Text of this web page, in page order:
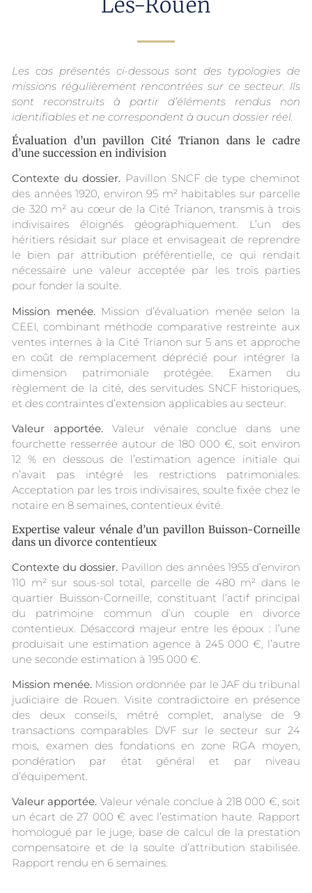
Les cas présentés ci-dessous sont des typologies de
missions régulièrement rencontrées sur ce secteur. Ils
sont reconstruits à partir d’éléments rendus non
identifiables et ne correspondent à aucun dossier réel.
Évaluation d’un pavillon Cité Trianon dans le cadre
d’une succession en indivision
Contexte du dossier. Pavillon SNCF de type cheminot
des années 1920, environ 95 m² habitables sur parcelle
de 320 m² au cœur de la Cité Trianon, transmis à trois
indivisaires éloignés géographiquement. L’un des
héritiers résidait sur place et envisageait de reprendre
le bien par attribution préférentielle, ce qui rendait
nécessaire une valeur acceptée par les trois parties
pour fonder la soulte.
Mission menée.Mission d’évaluation menée selon la
CEEI, combinant méthode comparative restreinte aux
ventes internes à la Cité Trianon sur 5 ans et approche
en coût de remplacement déprécié pour intégrer la
dimension patrimoniale protégée. Examen du
règlement de la cité, des servitudes SNCF historiques,
et des contraintes d’extension applicables au secteur.
Valeur apportée.Valeur vénale conclue dans une
fourchette resserrée autour de 180 000 €, soit environ
12 % en dessous de l’estimation agence initiale qui
n’avait pas intégré les restrictions patrimoniales.
Acceptation par les trois indivisaires, soulte fixée chez le
notaire en 8 semaines, contentieux évité.
Expertise valeur vénale d’un pavillon Buisson-Corneille
dans un divorce contentieux
Contexte du dossier. Pavillon des années 1955 d’environ
110 m² sur sous-sol total, parcelle de 480 m² dans le
quartier Buisson-Corneille, constituant l’actif principal
du patrimoine commun d’un couple en divorce
contentieux. Désaccord majeur entre les époux : l’une
produisait une estimation agence à 245 000 €, l’autre
une seconde estimation à 195 000 €.
Mission menée. Mission ordonnée par le JAF du tribunal
judiciaire de Rouen. Visite contradictoire en présence
des deux conseils, métré complet, analyse de 9
transactions comparables DVF sur le secteur sur 24
mois, examen des fondations en zone RGA moyen,
pondération par état général et par niveau
d’équipement.
Valeur apportée. Valeur vénale conclue à 218 000 €, soit
un écart de 27 000 € avec l’estimation haute. Rapport
homologué par le juge, base de calcul de la prestation
compensatoire et de la soulte d’attribution stabilisée.
Rapport rendu en 6 semaines.